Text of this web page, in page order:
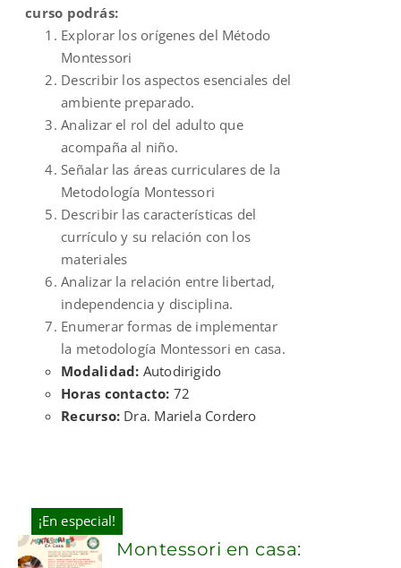
curso podrás:
Explorar los orígenes del Método
Montessori
Describir los aspectos esenciales del
ambiente preparado.
Analizar el rol del adulto que
acompaña al niño.
Señalar las áreas curriculares de la
Metodología Montessori
Describir las características del
currículo y su relación con los
materiales
Analizar la relación entre libertad,
independencia y disciplina.
Enumerar formas de implementar
la metodología Montessori en casa.
Modalidad: Autodirigido
Horas contacto: 72
Recurso: Dra. Mariela Cordero
¡En especial!
ADD TO
CART
Montessori en casa: